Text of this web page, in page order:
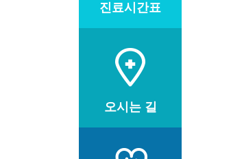
진료시간표
오시는 길